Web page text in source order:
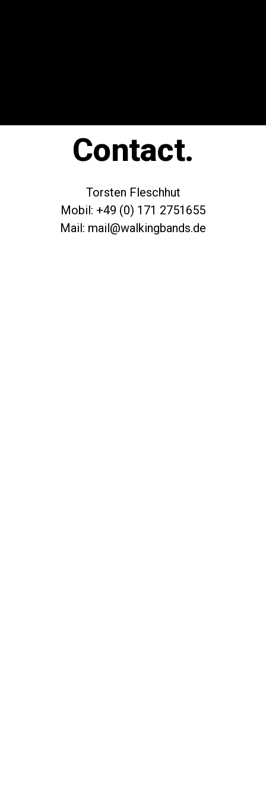
Contact.
Torsten Fleschhut
Mobil: +49 (0) 171 2751655
Mail: mail@walkingbands.de